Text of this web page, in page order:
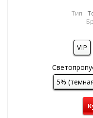
Тип:
VIP
5%